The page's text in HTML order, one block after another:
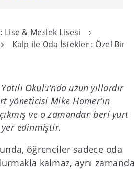
Lise & Meslek Lisesi
Kalp ile Oda İstekleri: Özel Bir
Okulu’nda uzun yıllardır
yöneticisi Mike Homer’ın
ve o zamandan beri yurt
edinmiştir.
öğrenciler sadece oda
kalmaz, aynı zamanda